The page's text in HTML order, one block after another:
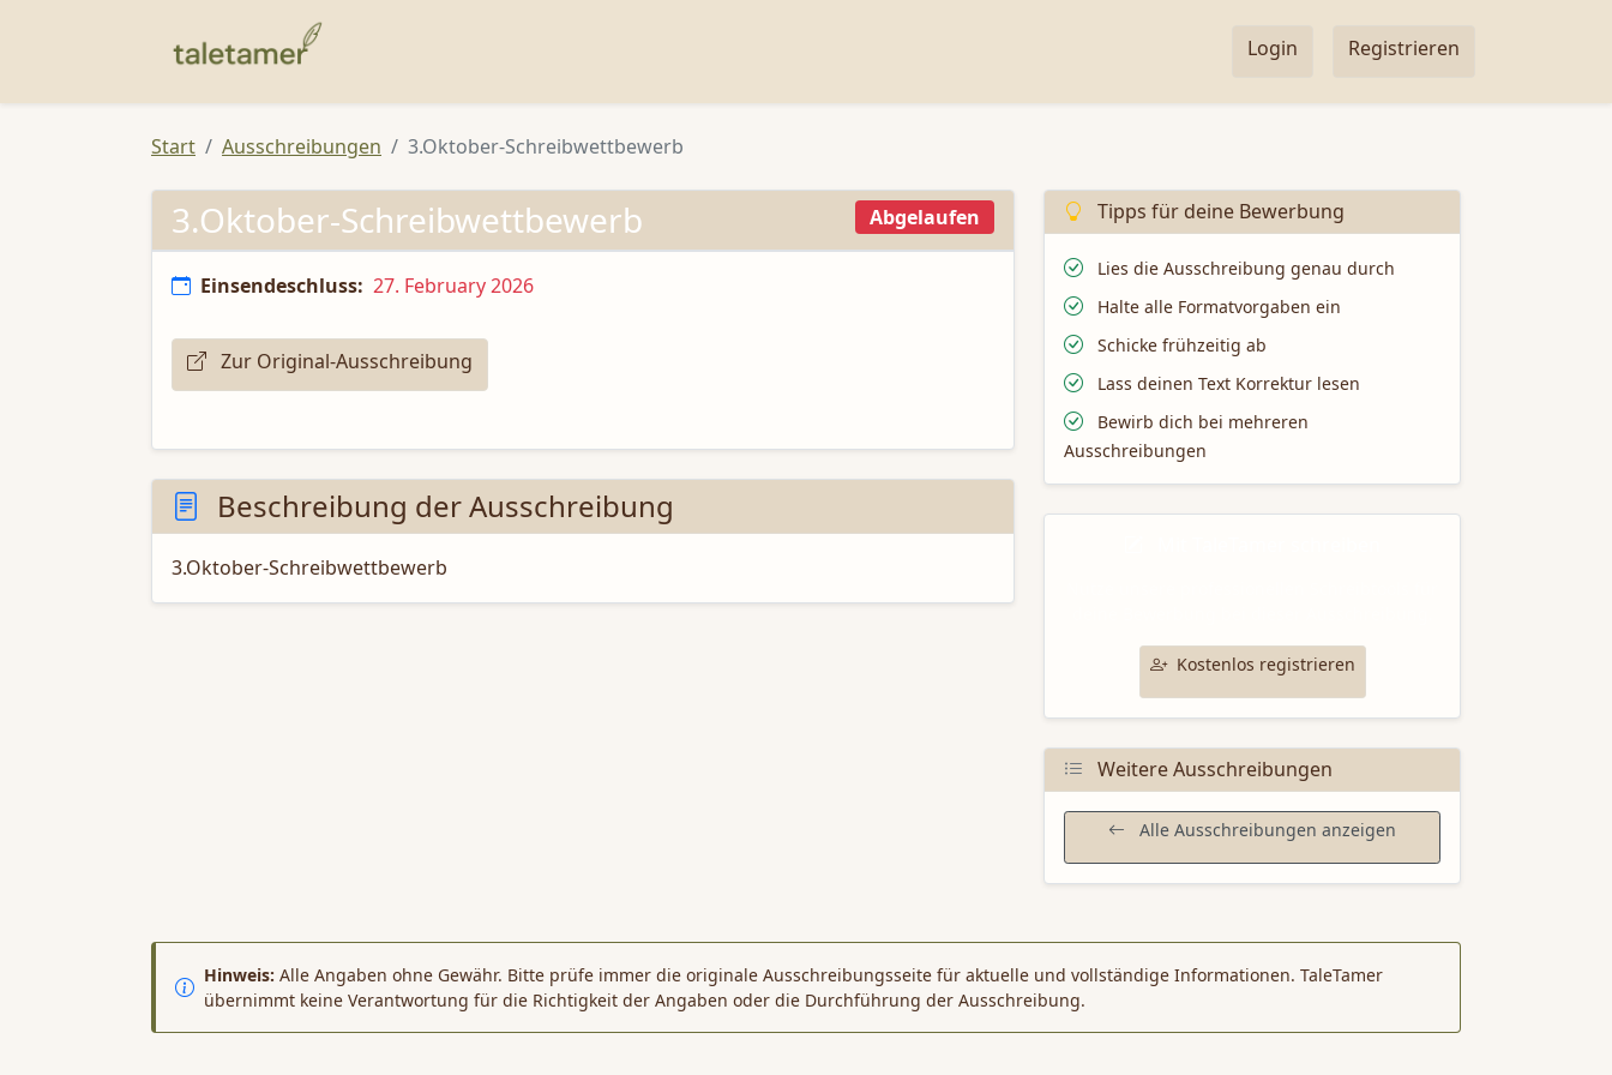
Login Registrieren
Start Ausschreibungen 3.Oktober-Schreibwettbewerb
3.Oktober-Schreibwettbewerb Abgelaufen
Einsendeschluss: 27. February 2026
Zur Original-Ausschreibung
Beschreibung der Ausschreibung
3.Oktober-Schreibwettbewerb
Tipps für deine Bewerbung
Lies die Ausschreibung genau durch
Halte alle Formatvorgaben ein
Schicke frühzeitig ab
Lass deinen Text Korrektur lesen
Bewirb dich bei mehreren
Ausschreibungen
Kostenlos registrieren
Weitere Ausschreibungen
Alle Ausschreibungen anzeigen
Hinweis: Alle Angaben ohne Gewähr. Bitte prüfe immer die originale Ausschreibungsseite für aktuelle und vollständige Informationen. TaleTamer
übernimmt keine Verantwortung für die Richtigkeit der Angaben oder die Durchführung der Ausschreibung.